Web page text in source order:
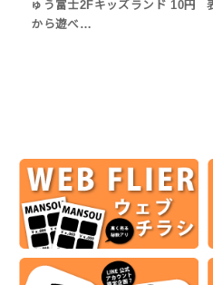
ゅう富士2Fキッズランド 10円
から遊べ…